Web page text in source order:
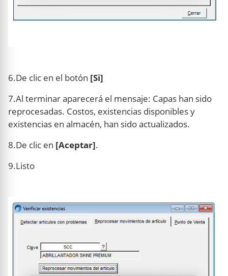
6.De clic en el botón [Si]
7.Al terminar aparecerá el mensaje: Capas han sido
reprocesadas. Costos, existencias disponibles y
existencias en almacén, han sido actualizados.
8.De clic en [Aceptar].
9.Listo